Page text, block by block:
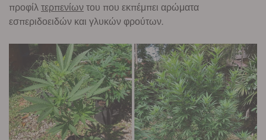
προφίλτερπενίωντου που εκπέμπει αρώματα
εσπεριδοειδών και γλυκών φρούτων.